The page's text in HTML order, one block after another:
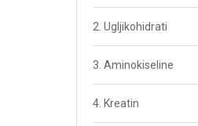
2. Ugljikohidrati
3. Aminokiseline
4. Kreatin